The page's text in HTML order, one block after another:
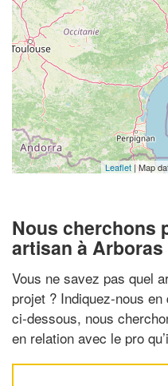
Leaflet | Map
Nous cherchons
artisan à Arboras
Vous ne savez pas quel
projet ? Indiquez-nous
ci-dessous, nous
en relation avec le pro